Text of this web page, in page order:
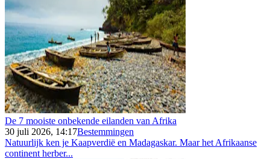
De 7 mooiste onbekende eilanden van Afrika
30 juli 2026, 14:17Bestemmingen
Natuurlijk ken je Kaapverdië en Madagaskar. Maar het Afrikaanse
continent herber...